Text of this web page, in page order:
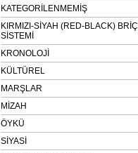
KATEGORİLENMEMİŞ
KIRMIZI-SİYAH (RED-BLACK) BRİÇ
SİSTEMİ
KRONOLOJİ
KÜLTÜREL
MARŞLAR
MİZAH
ÖYKÜ
SİYASİ